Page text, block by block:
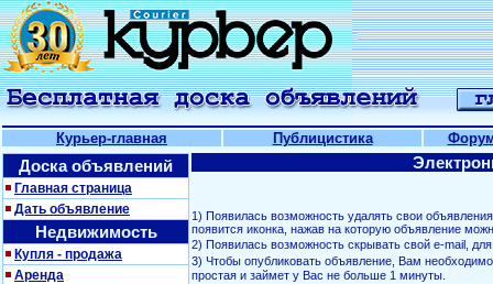
Курьер-главная Публицистика
Доска объявлений
Главная страница
Дать объявление
Недвижимость
Купля - продажа
Аренда
1) Появилась возможность удалять свои
появится иконка, нажав на которую объявление
2) Появилась возможность скрывать свой е-mail,
3) Чтобы опубликовать объявление, Вам
простая и займет у Вас не больше 1 минуты.